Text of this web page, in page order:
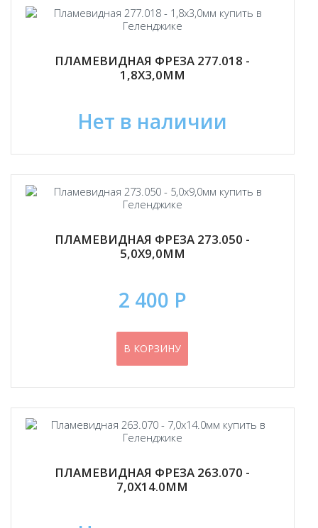
ПЛАМЕВИДНАЯ ФРЕЗА 277.018 -
1,8Х3,0ММ
Нет в наличии
ПЛАМЕВИДНАЯ ФРЕЗА 273.050 -
5,0Х9,0ММ
2 400 Р
В КОРЗИНУ
ПЛАМЕВИДНАЯ ФРЕЗА 263.070 -
7,0Х14.0ММ